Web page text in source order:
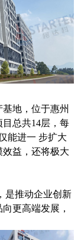
地，位于惠州
总共14层，每
能进一 步扩大
益，还将极大
是推动企业创新
更高端发展，